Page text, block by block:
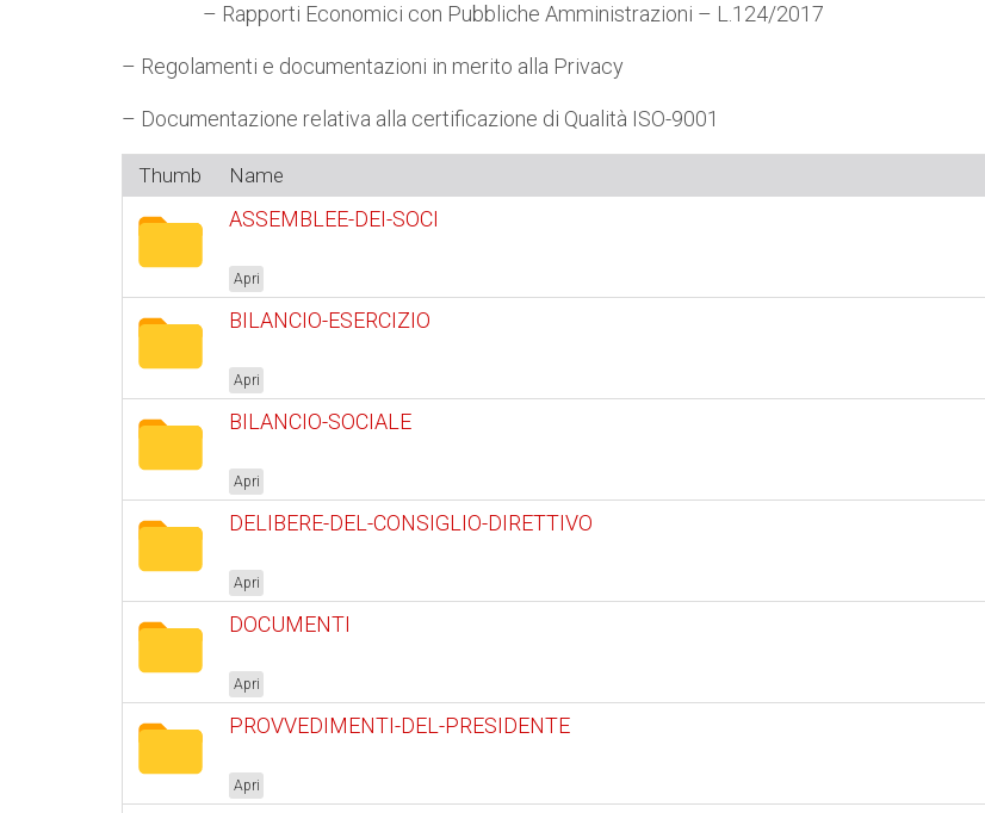
– Rapporti Economici con Pubbliche Amministrazioni – L.124/2017
– Regolamenti e documentazioni in merito alla Privacy
– Documentazione relativa alla certificazione di Qualità ISO-9001
Thumb Name
ASSEMBLEE-DEI-SOCI
Apri
BILANCIO-ESERCIZIO
Apri
BILANCIO-SOCIALE
Apri
DELIBERE-DEL-CONSIGLIO-DIRETTIVO
Apri
DOCUMENTI
Apri
PROVVEDIMENTI-DEL-PRESIDENTE
Apri